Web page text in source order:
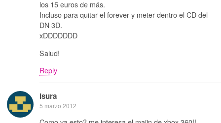
los 15 euros de más.
Incluso para quitar el forever y meter dentro el CD del
DN 3D.
xDDDDDDD
Salud!
Reply
isura
5 marzo 2012